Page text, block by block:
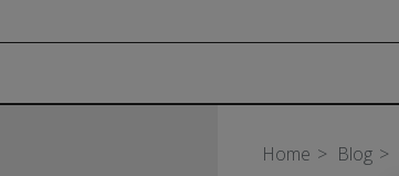
Home Blog